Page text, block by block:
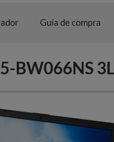
Guía de compra
BW066NS